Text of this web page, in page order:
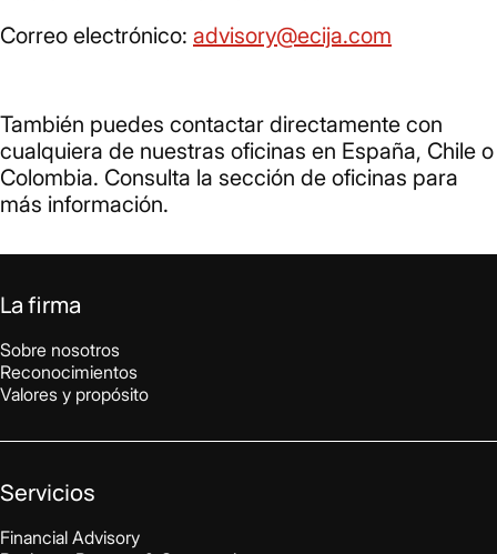
Correo electrónico: advisory@ecija.com
También puedes contactar directamente con
cualquiera de nuestras oficinas en España, Chile o
Colombia. Consulta la sección de oficinas para
más información.
La firma
Sobre nosotros
Reconocimientos
Valores y propósito
Servicios
Financial Advisory